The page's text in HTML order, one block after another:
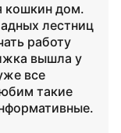
кошкин дом.
лестниц
работу
вышла у
все
такие